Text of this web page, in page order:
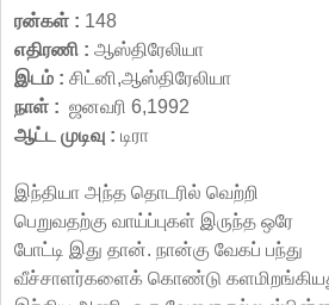
ரன்கள் : 148
எதிரணி : ஆஸ்திரேலியா
இடம் : சிட்னி,ஆஸ்திரேலியா
நாள் : ஜனவரி 6,1992
ஆட்ட முடிவு : டிரா
இந்தியா அந்த தொடரில் வெற்றி
பெறுவதற்கு வாய்ப்புகள் இருந்த ஒரே
போட்டி இது தான். நான்கு வேகப் பந்து
வீச்சாளர்களைக் கொண்டு